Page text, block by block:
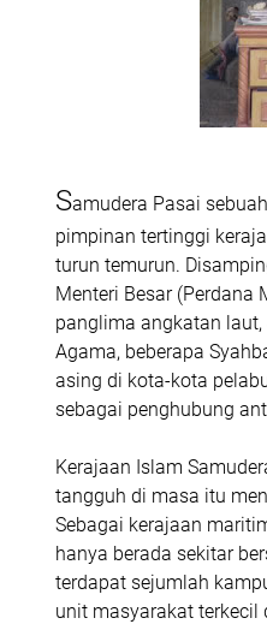
Samudera Pasai
pimpinan tertinggi
turun temurun.
Menteri Besar (Perdana
panglima angkatan laut,
Agama, beberapa
asing di kota-kota
sebagai penghubung
Kerajaan Islam
tangguh di masa itu
Sebagai kerajaan
hanya berada sekitar
terdapat sejumlah
unit masyarakat terkecil